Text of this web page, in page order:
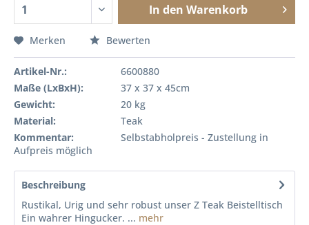
In den Warenkorb
Merken Bewerten
Artikel-Nr.:
6600880
Maße (LxBxH):
37 x 37 x 45cm
Gewicht:
20 kg
Material:
Teak
Kommentar:
Selbstabholpreis - Zustellung in
Aufpreis möglich
Beschreibung
Rustikal, Urig und sehr robust unser Z Teak Beistelltisch
Ein wahrer Hingucker. ... mehr